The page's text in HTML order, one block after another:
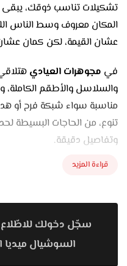
تشكيلات تناسب ذوقك، يبقى
المكان معروف وسط الناس
عشان القيمة، لكن كمان
في مجوهرات العيادي
والسلاسل والأطقم
مناسبة سواء شبكة فرح أو
تنوع، من الحاجات البسيطة
وتفاصيل دقيقة.
القطع هناك معمولة بدقة،
الخامة لحد التشطيب.
المحل بيهتم إنه يقدم تجربة
متعاون وبيساعدك تختار
قراءة المزيد
سجّل دخولك
السوشيال ميديا